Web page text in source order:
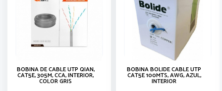
BOBINA DE CABLE UTP QIAN,
CAT5E, 305M, CCA, INTERIOR,
COLOR GRIS
BOBINA BOLIDE CABLE UTP
CAT5E 100MTS, AWG, AZUL,
INTERIOR